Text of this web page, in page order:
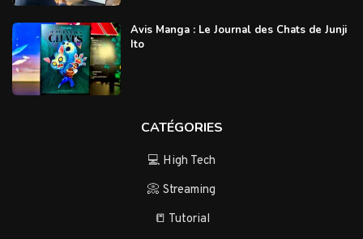
Avis Manga : Le Journal des Chats de Junji
Ito
CATÉGORIES
💻 High Tech
📀 Streaming
📒 Tutorial